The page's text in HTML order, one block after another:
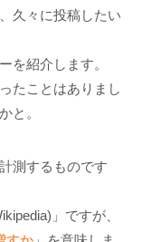
久々に投稿したい
を紹介します。
たことはありまし
と。
測するものです
」ですが、